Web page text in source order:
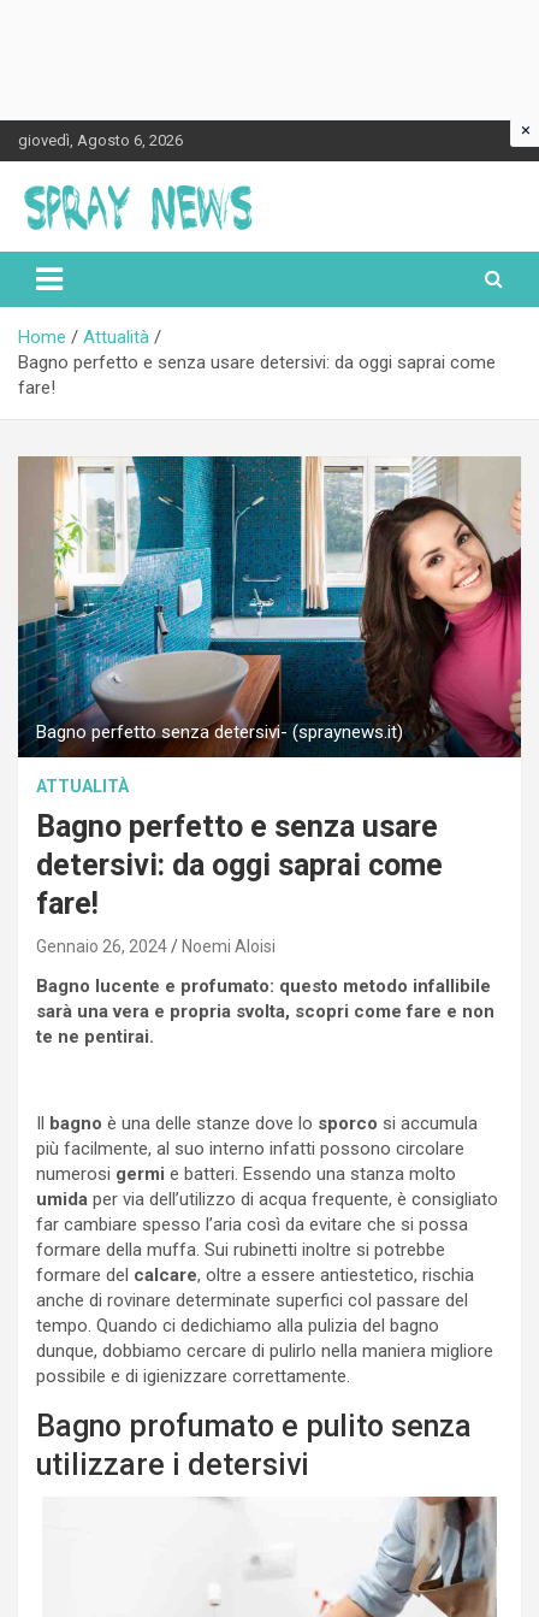
Skip
to
content
giovedì, Agosto 6, 2026
Spraynews.it
Home
Attualità
Bagno perfetto e senza usare detersivi: da oggi saprai come
fare!
Bagno perfetto senza detersivi- (spraynews.it)
ATTUALITÀ
Bagno perfetto e senza usare
detersivi: da oggi saprai come
fare!
Gennaio 26, 2024 Noemi Aloisi
Bagno lucente e profumato: questo metodo infallibile
sarà una vera e propria svolta, scopri come fare e non
te ne pentirai.
bagno è una delle stanze dove lo sporco si accumula
più facilmente, al suo interno infatti possono circolare
numerosi germi e batteri. Essendo una stanza molto
umida per via dell’utilizzo di acqua frequente, è consigliato
far cambiare spesso l’aria così da evitare che si possa
formare della muffa. Sui rubinetti inoltre si potrebbe
formare del calcare, oltre a essere antiestetico, rischia
anche di rovinare determinate superfici col passare del
tempo. Quando ci dedichiamo alla pulizia del bagno
dunque, dobbiamo cercare di pulirlo nella maniera migliore
possibile e di igienizzare correttamente.
Bagno profumato e pulito senza
utilizzare i detersivi
×